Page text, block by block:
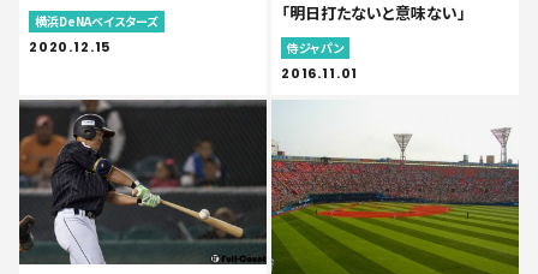
横浜DeNAベイスターズ
2020.12.15
「明日打たないと意味ない」
侍ジャパン
2016.11.01